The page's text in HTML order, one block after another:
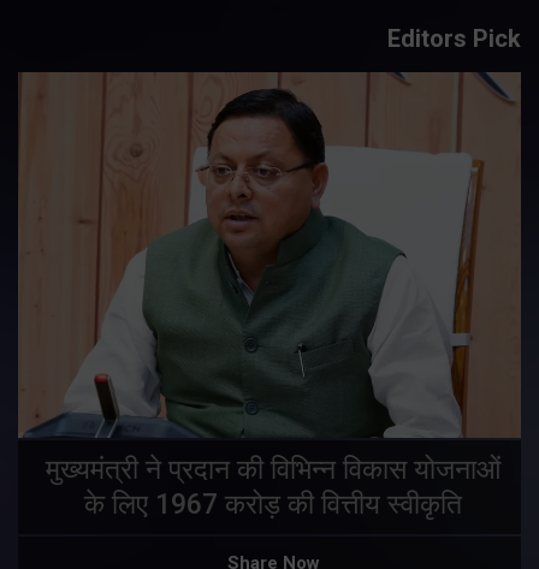
Editors Pick
मुख्यमंत्री ने प्रदान की विभिन्न विकास योजनाओं
के लिए 1967 करोड़ की वित्तीय स्वीकृति
Share Now